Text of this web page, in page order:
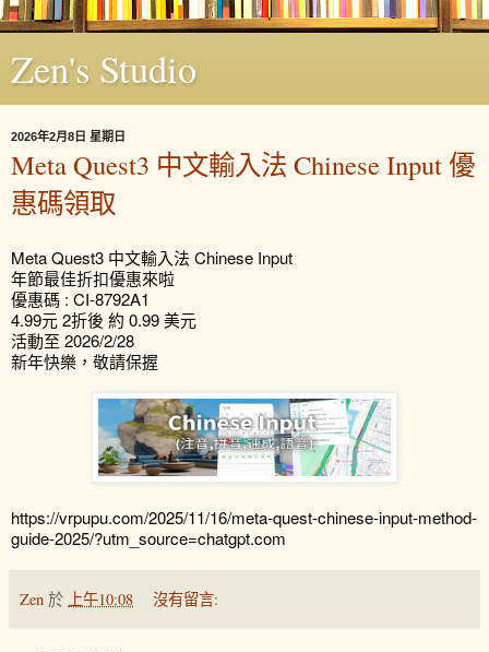
Zen's Studio
2026年2月8日 星期日
Meta Quest3 中文輸入法 Chinese Input 優
惠碼領取
Meta Quest3 中文輸入法 Chinese Input
年節最佳折扣優惠來啦
優惠碼 : CI-8792A1
4.99元 2折後 約 0.99 美元
活動至 2026/2/28
新年快樂，敬請保握
https://vrpupu.com/2025/11/16/meta-quest-chinese-input-method-
guide-2025/?utm_source=chatgpt.com
Zen 於 上午10:08 沒有留言: